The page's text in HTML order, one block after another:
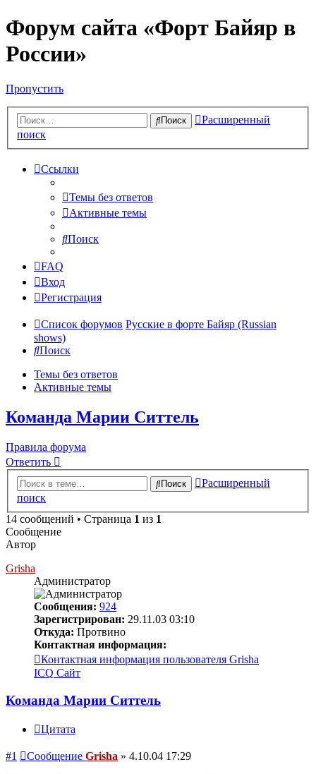
Форум сайта «Форт Байяр в
России»
Пропустить
Поиск
Расширенный
поиск
Ссылки
Темы без ответов
Активные темы
Поиск
FAQ
Вход
Регистрация
Список форумов Русские в форте Байяр (Russian
shows)
Поиск
Темы без ответов
Активные темы
Команда Марии Ситтель
Правила форума
Ответить
Поиск
Расширенный
поиск
14 сообщений • Страница 1 из 1
Сообщение
Автор
Grisha
Администратор
Сообщения: 924
Зарегистрирован: 29.11.03 03:10
Откуда: Протвино
Контактная информация:
Контактная информация пользователя Grisha
ICQ Сайт
Команда Марии Ситтель
Цитата
#1 Сообщение Grisha » 4.10.04 17:29